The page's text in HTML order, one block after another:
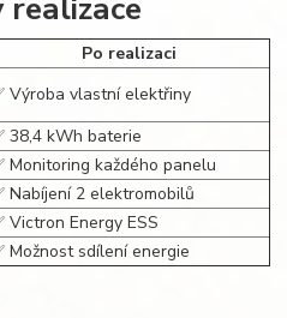
realizace
Po realizaci
Výroba vlastní elektřiny
38,4 kWh baterie
Monitoring každého panelu
Nabíjení 2 elektromobilů
Victron Energy ESS
Možnost sdílení energie